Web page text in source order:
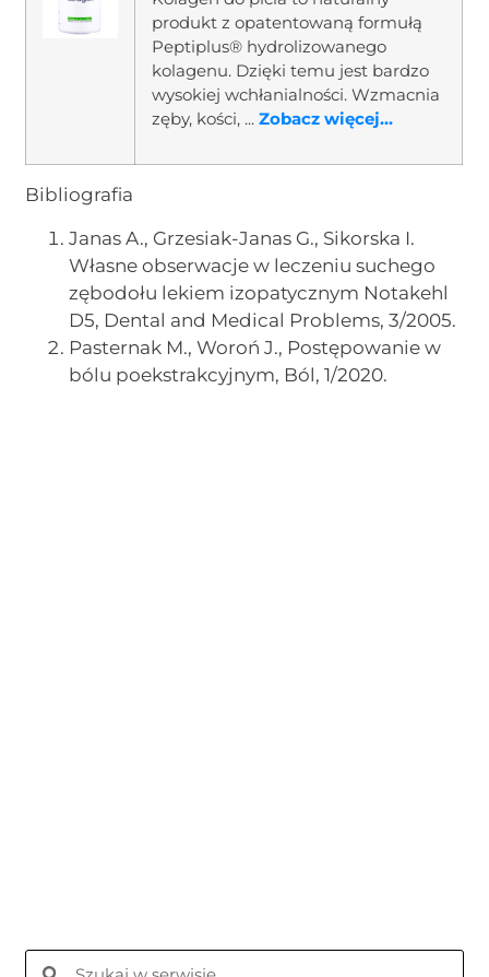
produkt z opatentowaną formułą
Peptiplus® hydrolizowanego
kolagenu. Dzięki temu jest bardzo
wysokiej wchłanialności. Wzmacnia
zęby, kości, ...Zobacz więcej...
Bibliografia
Janas A., Grzesiak-Janas G., Sikorska I.
Własne obserwacje w leczeniu suchego
zębodołu lekiem izopatycznym Notakehl
D5, Dental and Medical Problems, 3/2005.
Pasternak M., Woroń J., Postępowanie w
bólu poekstrakcyjnym, Ból, 1/2020.